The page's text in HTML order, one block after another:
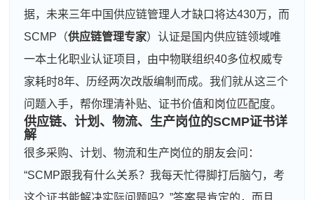
据，未来三年中国供应链管理人才缺口将达430万，而
SCMP（供应链管理专家）认证是国内供应链领域唯
一本土化职业认证项目，由中物联组织40多位权威专
家耗时8年、历经两次改版编制而成。我们就从这三个
问题入手，帮你理清补贴、证书价值和岗位匹配度。
供应链、计划、物流、生产岗位的SCMP证书详
解
很多采购、计划、物流和生产岗位的朋友会问：
“SCMP跟我有什么关系？我每天忙得脚打后脑勺，考
这个证书能解决实际问题吗？”答案是肯定的，而且